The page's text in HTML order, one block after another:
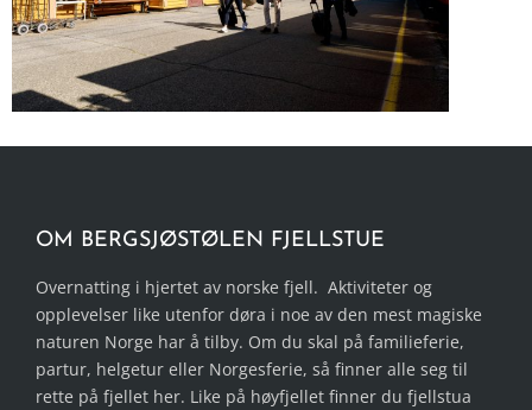
OM BERGSJØSTØLEN FJELLSTUE
Overnatting i hjertet av norske fjell. Aktiviteter og
opplevelser like utenfor døra i noe av den mest magiske
naturen Norge har å tilby. Om du skal på familieferie,
partur, helgetur eller Norgesferie, så finner alle seg til
rette på fjellet her. Like på høyfjellet finner du fjellstua